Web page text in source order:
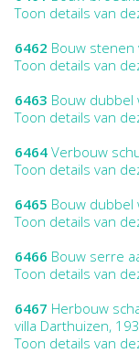
Toon details van
6462 Bouw stenen
Toon details van
6463 Bouw dubbel
Toon details van
6464 Verbouw
Toon details van
6465 Bouw dubbel
Toon details van
6466 Bouw serre
Toon details van
6467 Herbouw
villa Darthuizen,
Toon details van